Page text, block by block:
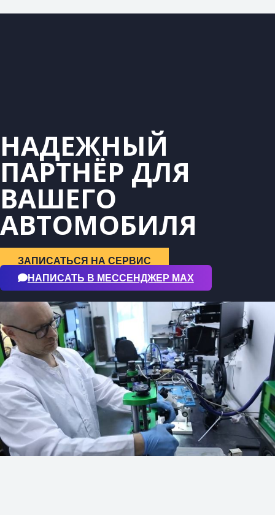
НАДЕЖНЫЙ
ПАРТНЁР ДЛЯ
ВАШЕГО
АВТОМОБИЛЯ
ЗАПИСАТЬСЯ НА СЕРВИС
НАПИСАТЬ В МЕССЕНДЖЕР МАХ